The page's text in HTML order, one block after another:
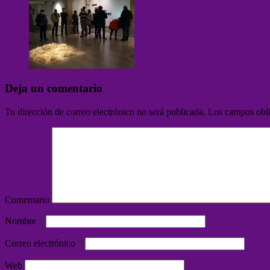
Deja un comentario
Tu dirección de correo electrónico no será publicada. Los campos
Comentario
Nombre *
Correo electrónico *
Web